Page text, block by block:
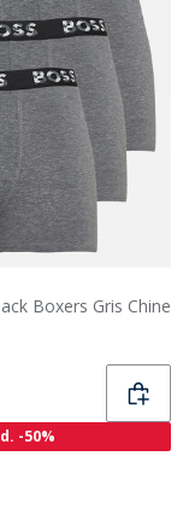
Boxers Gris Chine
-50%